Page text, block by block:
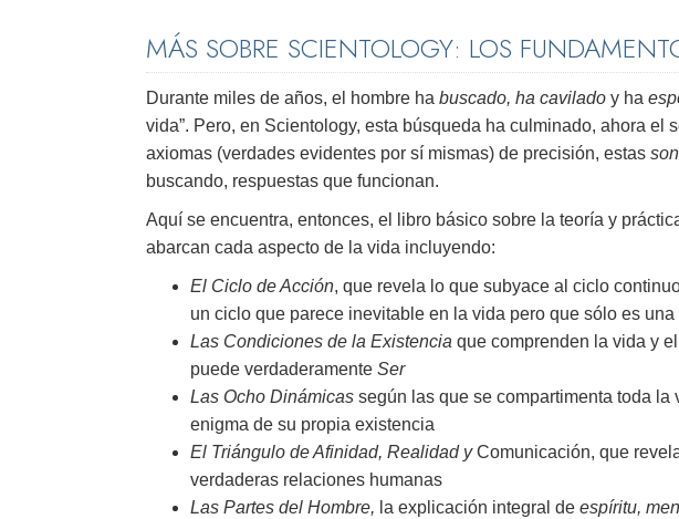
MÁS SOBRE SCIENTOLOGY: LOS
Durante miles de años, el hombre ha buscado, ha cavilado y ha
vida”. Pero, en Scientology, esta búsqueda ha culminado, ahora el
axiomas (verdades evidentes por sí mismas) de precisión, estas son
buscando, respuestas que funcionan.
Aquí se encuentra, entonces, el libro básico sobre la teoría y
abarcan cada aspecto de la vida incluyendo:
El Ciclo de Acción, que revela lo que subyace al ciclo
un ciclo que parece inevitable en la vida pero que sólo es una
Las Condiciones de la Existencia que comprenden la vida y
puede verdaderamente Ser
Las Ocho Dinámicas según las que se compartimenta toda la
enigma de su propia existencia
El Triángulo de Afinidad, RealidadyComunicación, que
verdaderas relaciones humanas
Las Partes del Hombre, la explicación integral de espíritu,